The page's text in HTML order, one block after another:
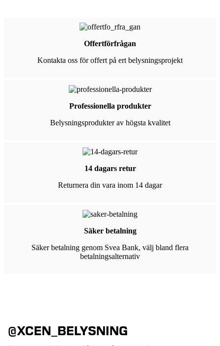
Offertförfrågan
Kontakta oss för offert på ert belysningsprojekt
Professionella produkter
Belysningsprodukter av högsta kvalitet
14 dagars retur
Returnera din vara inom 14 dagar
Säker betalning
Säker betalning genom Svea Bank, välj bland flera
betalningsalternativ
@XCEN_BELYSNING